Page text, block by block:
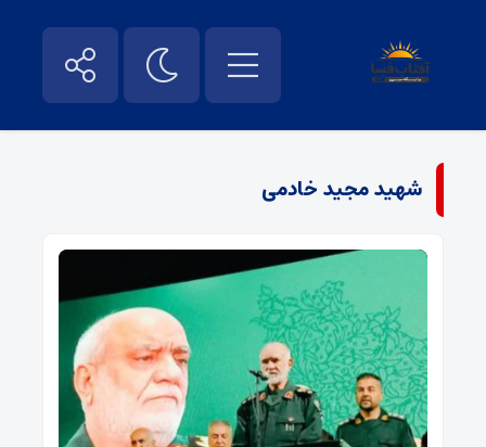
شهید مجید خادمی